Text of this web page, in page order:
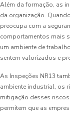
Além da formação, as
da organização.
preocupa com a
comportamentos mais
um ambiente de
sentem valorizados e
As Inspeções NR13
ambiente industrial, os
mitigação desses
permitem que as